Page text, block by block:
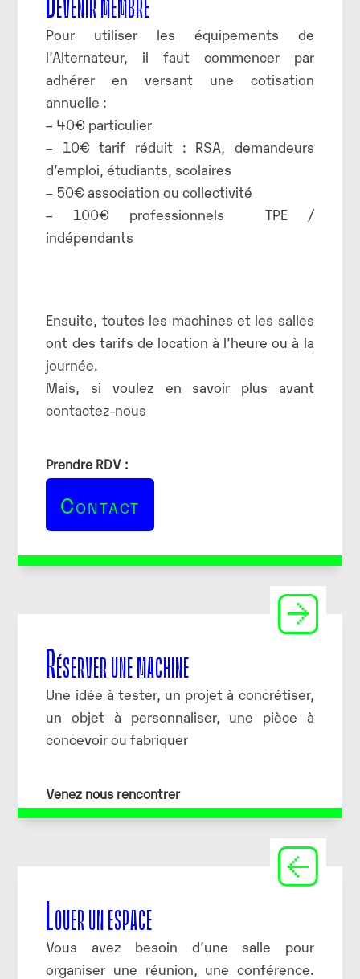
Pour utiliser les équipements de
l’Alternateur, il faut commencer par
adhérer en versant une cotisation
annuelle :
– 40€ particulier
– 10€ tarif réduit : RSA, demandeurs
d’emploi, étudiants, scolaires
– 50€ association ou collectivité
– 100€ professionnels TPE /
indépendants
Ensuite, toutes les machines et les salles
ont des tarifs de location à l’heure ou à la
journée.
Mais, si voulez en savoir plus avant
contactez-nous
Prendre RDV :
Contact
Réserver une machine
Une idée à tester, un projet à concrétiser,
un objet à personnaliser, une pièce à
concevoir ou fabriquer
Venez nous rencontrer
Louer un espace
Vous avez besoin d’une salle pour
organiser une réunion, une conférence.